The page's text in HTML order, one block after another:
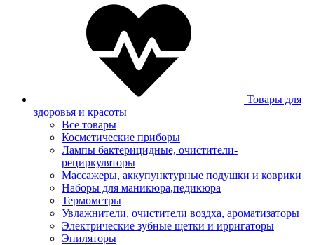
Товары для
здоровья и красоты
Все товары
Косметические приборы
Лампы бактерицидные, очистители-
рециркуляторы
Массажеры, аккупунктурные подушки и коврики
Наборы для маникюра,педикюра
Термометры
Увлажнители, очистители воздха, ароматизаторы
Электрические зубные щетки и ирригаторы
Эпиляторы